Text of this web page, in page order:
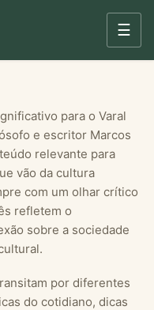
☰
para o Varal
e escritor Marcos
relevante para
vão da cultura
com um olhar crítico
refletem o
sobre a sociedade
por diferentes
do cotidiano, dicas